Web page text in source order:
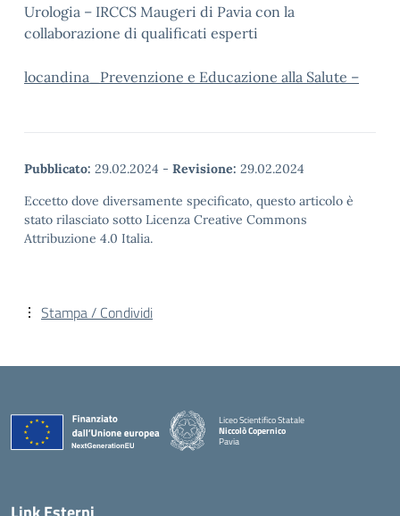
Urologia – IRCCS Maugeri di Pavia con la
collaborazione di qualificati esperti
locandina_Prevenzione e Educazione alla Salute –
Pubblicato: 29.02.2024 - Revisione: 29.02.2024
Eccetto dove diversamente specificato, questo articolo è
stato rilasciato sotto Licenza Creative Commons
Attribuzione 4.0 Italia.
Stampa / Condividi
Liceo Scientifico Statale
Niccolò Copernico
Pavia